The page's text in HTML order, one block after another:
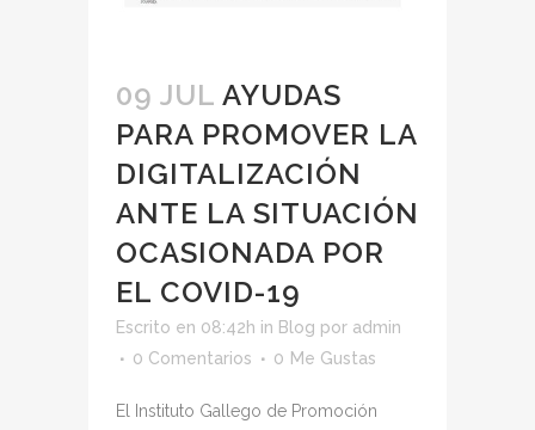
09 JUL AYUDAS
PARA PROMOVER LA
DIGITALIZACIÓN
ANTE LA SITUACIÓN
OCASIONADA POR
EL COVID-19
Escrito en 08:42h in Blog por admin
0 Comentarios
0 Me Gustas
El Instituto Gallego de Promoción